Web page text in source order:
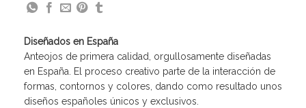
Diseñados en España
Anteojos de primera calidad, orgullosamente diseñadas
en España. El proceso creativo parte de la interacción de
formas, contornos y colores, dando como resultado unos
diseños españoles únicos y exclusivos.